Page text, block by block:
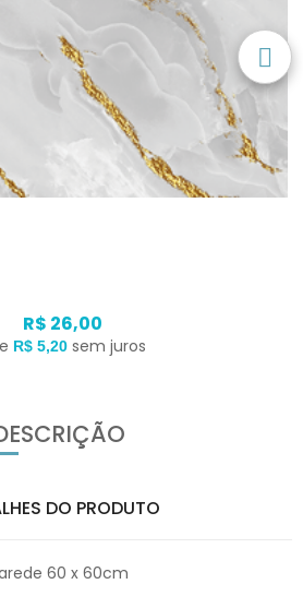
R$ 26,00
R$ 5,20 sem juros
DO PRODUTO
60 x 60cm